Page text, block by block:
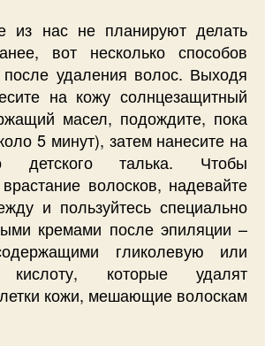
из нас не планируют делать
вот несколько способов
после удаления волос. Выходя
на кожу солнцезащитный
масел, подождите, пока
5 минут), затем нанесите на
детского талька. Чтобы
волосков, надевайте
и пользуйтесь специально
кремами после эпиляции –
гликолевую или
кислоту, которые удалят
кожи, мешающие волоскам